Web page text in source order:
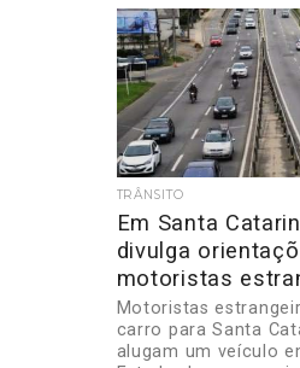
TRÂNSITO
Em Santa
divulga
motoristas
Motoristas
carro para Santa
alugam um veículo